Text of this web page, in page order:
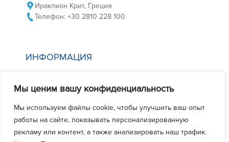
Мы ценим вашу конфиденциальность
Мы используем файлы cookie, чтобы улучшить ваш опыт
работы на сайте, показывать персонализированную
рекламу или контент, а также анализировать наш трафик.
Ираклион Крит, Греция
Телефон: +30 2810 228 100
ИНФОРМАЦИЯ
Политика конфиденциальности
Условия аренды автомобиля
Часто задаваемые вопросы
Свяжитесь с нами